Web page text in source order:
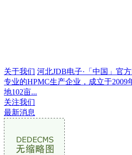
关于我们 河北JDB电子·「中国」官
专业的HPMC生产企业，成立于2009
地102亩...
关注我们
最新消息